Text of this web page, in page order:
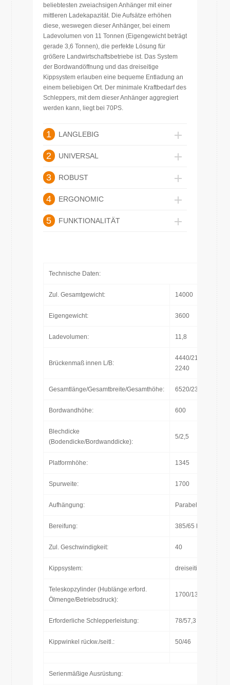
beliebtesten zweiachsigen Anhänger mit einer
mittleren Ladekapazität. Die Aufsätze erhöhen
diese, weswegen dieser Anhänger, bei einem
Ladevolumen von 11 Tonnen (Eigengewicht beträgt
gerade 3,6 Tonnen), die perfekte Lösung für
größere Landwirtschaftsbetriebe ist. Das System
der Bordwandöffnung und das dreiseitige
Kippsystem erlauben eine bequeme Entladung an
einem beliebigen Ort. Der minimale Kraftbedarf des
Schleppers, mit dem dieser Anhänger aggregiert
werden kann, liegt bei 70PS.
1 LANGLEBIG
2 UNIVERSAL
3 ROBUST
4 ERGONOMIC
5 FUNKTIONALITÄT
Technische Daten:
Zul. Gesamtgewicht: 14000
Eigengewicht: 3600
Ladevolumen: 11,8
Brückenmaß innen L/B:
4440/2190-
2240
Gesamtlänge/Gesamtbreite/Gesamthöhe: 6520/2390/2580
Bordwandhöhe: 600
Blechdicke
(Bodendicke/Bordwanddicke):
5/2,5
Platformhöhe: 1345
Spurweite: 1700
Aufhängung: Parabelfederung
Bereifung: 385/65 R22,5 RE
Zul. Geschwindigkeit: 40
Kippsystem: dreiseitig
Teleskopzylinder (Hublänge:erford.
Ölmenge/Betriebsdruck):
1700/13L/200bar
Erforderliche Schlepperleistung: 78/57,3
Kippwinkel rückw./seitl.: 50/46
Serienmäßige Ausrüstung: